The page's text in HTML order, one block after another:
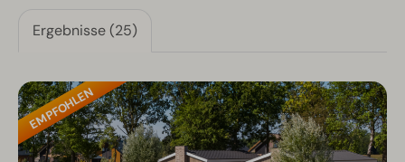
Ergebnisse (25)
EMPFOHLEN